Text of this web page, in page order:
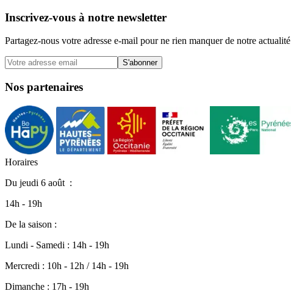
Inscrivez-vous à notre newsletter
Partagez-nous votre adresse e-mail pour ne rien manquer de notre actualité
S'abonner
Nos partenaires
Horaires
Du jeudi 6 août :
14h - 19h
De la saison :
Lundi - Samedi : 14h - 19h
Mercredi : 10h - 12h / 14h - 19h
Dimanche : 17h - 19h